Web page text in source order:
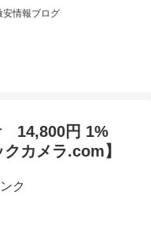
安情報ブログ
14,800円 1%
カメラ.com】
ク